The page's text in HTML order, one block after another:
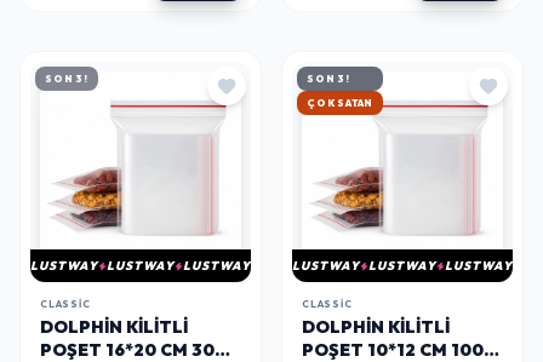
SON 3!
LUSTWAY LUSTWAY LUSTWAY
CLASSIC
DOLPHIN KILITLI
POŞET 16*20 CM 300
SON 3!
HIZLI KARGO
LUSTWAY LUSTWAY LUSTWAY
CLASSIC
DOLPHIN KILITLI
POŞET 10*12 CM 1000